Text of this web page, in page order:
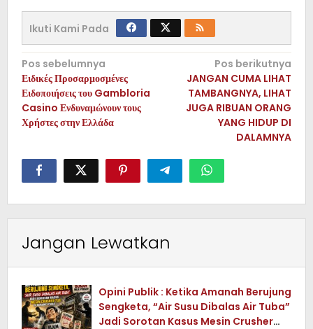
Ikuti Kami Pada
Navigasi
pos
Pos sebelumnya
Ειδικές Προσαρμοσμένες
Ειδοποιήσεις του Gambloria
Casino Ενδυναμώνουν τους
Χρήστες στην Ελλάδα
Pos berikutnya
JANGAN CUMA LIHAT
TAMBANGNYA, LIHAT
JUGA RIBUAN ORANG
YANG HIDUP DI
DALAMNYA
Jangan Lewatkan
Opini Publik : Ketika Amanah Berujung
Sengketa, “Air Susu Dibalas Air Tuba”
Jadi Sorotan Kasus Mesin Crusher